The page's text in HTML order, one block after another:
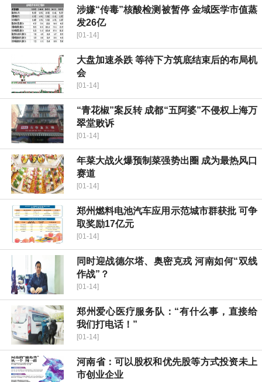
涉嫌“传毒”核酸检测被暂停 金域医学市值蒸
发26亿
[01-14]
大盘加速杀跌 等待下方筑底结束后的布局机
会
[01-14]
“青花椒”案反转 成都“五阿婆”不侵权上海万
翠堂败诉
[01-14]
年菜大战火爆预制菜强势出圈 成为最热风口
赛道
[01-14]
郑州燃料电池汽车应用示范城市群获批 可争
取奖励17亿元
[01-14]
同时迎战德尔塔、奥密克戎 河南如何“双线
作战”？
[01-14]
郑州爱心医疗服务队：“有什么事，直接给
我们打电话！”
[01-14]
河南省：可以股权和优先股等方式投资未上
市创业企业